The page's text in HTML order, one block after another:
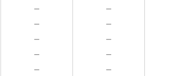
－
－
－
－
－
－
－
－
－
－